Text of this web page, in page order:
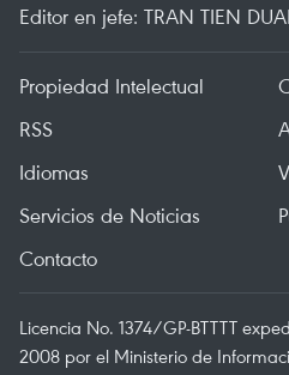
Editor en jefe: TRAN TIEN
Propiedad Intelectual
RSS
Idiomas
Servicios de Noticias
Contacto
Licencia No. 1374/GP-BTTTT
2008 por el Ministerio de